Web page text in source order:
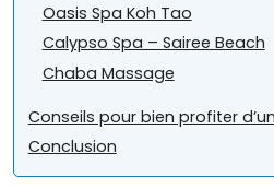
Oasis Spa Koh Tao
Calypso Spa – Sairee Beach
Chaba Massage
Conseils pour bien profiter
Conclusion